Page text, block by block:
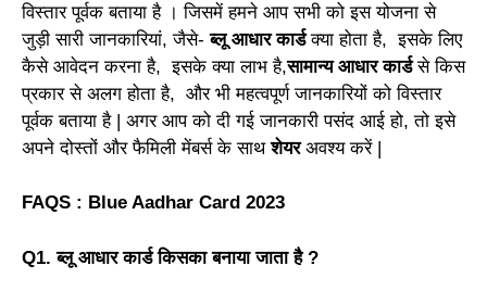
विस्तार पूर्वक बताया है । जिसमें हमने आप सभी को इस योजना से
जुड़ी सारी जानकारियां, जैसे-ब्लू आधार कार्डक्या होता है, इसके लिए
कैसे आवेदन करना है, इसके क्या लाभ है,सामान्य आधार कार्डसे किस
प्रकार से अलग होता है, और भी महत्वपूर्ण जानकारियों को विस्तार
पूर्वक बताया है | अगर आप को दी गई जानकारी पसंद आई हो, तो इसे
अपने दोस्तों और फैमिली मेंबर्स के साथशेयरअवश्य करें |
FAQS : Blue Aadhar Card 2023
Q1. ब्लू आधार कार्ड किसका बनाया जाता है ?